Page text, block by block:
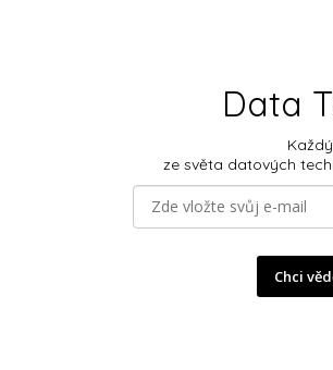
Data
ze světa datových
Chci